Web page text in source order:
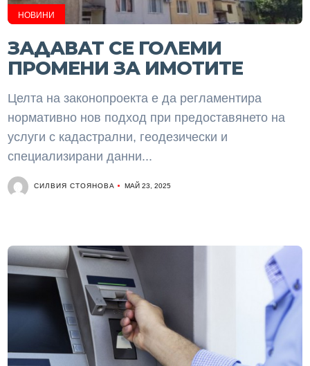
НОВИНИ
ЗАДАВАТ СЕ ГОЛЕМИ
ПРОМЕНИ ЗА ИМОТИТЕ
Целта на законопроекта е да регламентира
нормативно нов подход при предоставянето на
услуги с кадастрални, геодезически и
специализирани данни...
СИЛВИЯ СТОЯНОВА МАЙ 23, 2025